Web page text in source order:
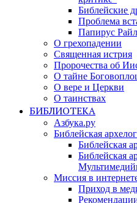
Библейские
Проблема
Папирус
О грехопадении
Священная истрия
Пророчества об
О тайне
О вере и Церкви
О таинствах
БИБЛИОТЕКА
Азбука.ру
Библейская
Библейская
Библейская
Миссия в
Приход в